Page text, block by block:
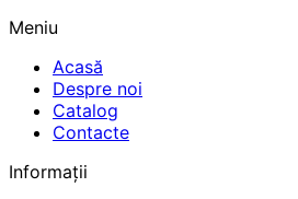
Meniu
Acasă
Despre noi
Catalog
Contacte
Informații